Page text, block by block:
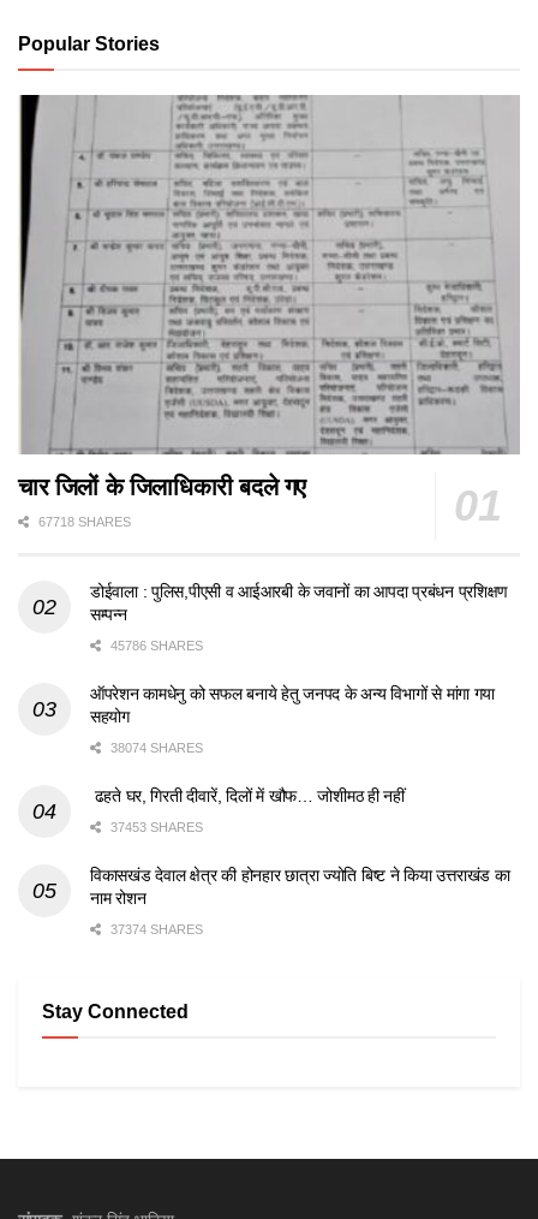
Popular Stories
चार जिलों के जिलाधिकारी बदले गए
67718 SHARES
डोईवाला : पुलिस,पीएसी व आईआरबी के जवानों का आपदा प्रबंधन प्रशिक्षण
सम्पन्न
45786 SHARES
ऑपरेशन कामधेनु को सफल बनाये हेतु जनपद के अन्य विभागों से मांगा गया
सहयोग
38074 SHARES
ढहते घर, गिरती दीवारें, दिलों में खौफ… जोशीमठ ही नहीं
37453 SHARES
विकासखंड देवाल क्षेत्र की होनहार छात्रा ज्योति बिष्ट ने किया उत्तराखंड का
नाम रोशन
37374 SHARES
Stay Connected